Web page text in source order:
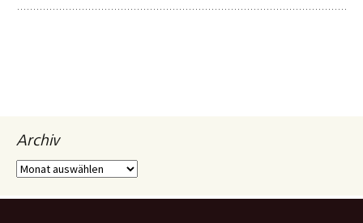
Archiv
Archiv